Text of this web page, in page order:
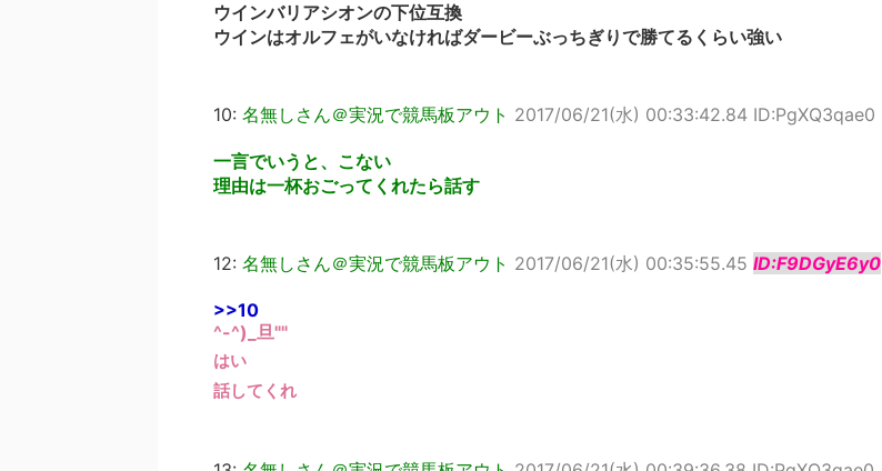
ウインバリアシオンの下位互換
ウインはオルフェがいなければダービーぶっちぎりで勝てるくらい強い
10: 名無しさん＠実況で競馬板アウト 2017/06/21(水) 00:33:42.84 ID:PgXQ3qae0
一言でいうと、こない
理由は一杯おごってくれたら話す
12: 名無しさん＠実況で競馬板アウト 2017/06/21(水) 00:35:55.45 ID:F9DGyE6y0
>>10
^-^)_旦""
はい
話してくれ